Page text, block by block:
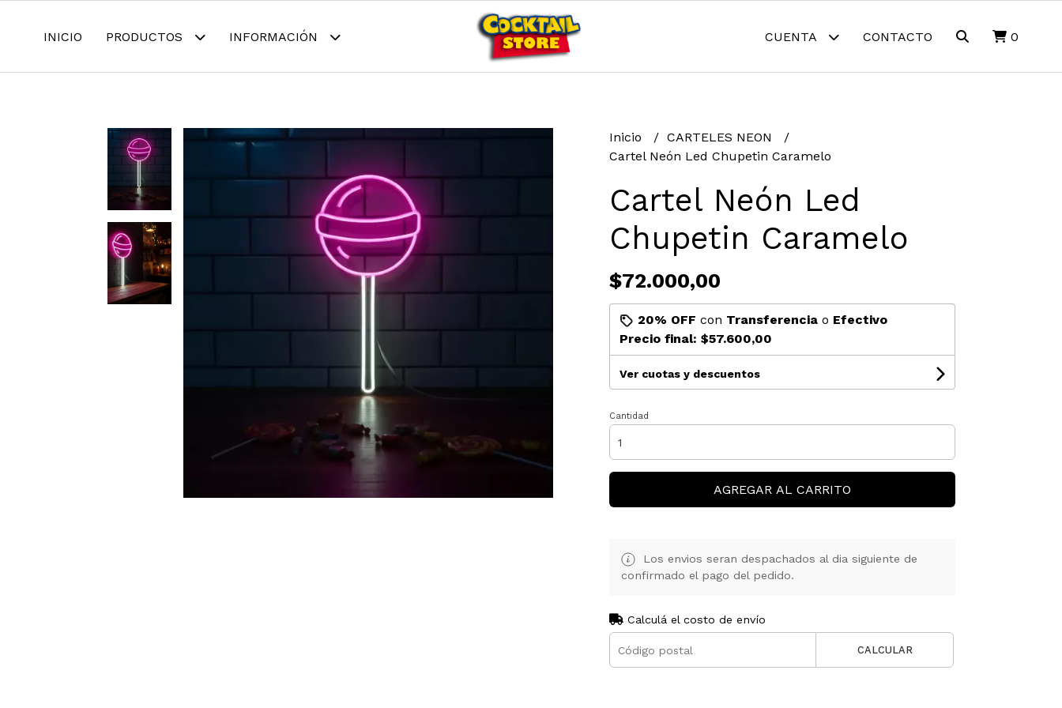
INICIO PRODUCTOS INFORMACIÓN CUENTA CONTACTO 0
Inicio
CARTELES NEON
Cartel Neón Led Chupetin Caramelo
Cartel Neón Led
Chupetin Caramelo
$72.000,00
20% OFF con Transferenciao Efectivo
Precio final: $57.600,00
Ver cuotas y descuentos
Cantidad
AGREGAR AL CARRITO
Los envios seran despachados al dia siguiente de
confirmado el pago del pedido.
Calculá el costo de envío
CALCULAR